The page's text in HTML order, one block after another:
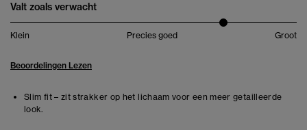
Valt zoals verwacht
Klein Precies goed Groot
Beoordelingen Lezen
Slim fit – zit strakker op het lichaam voor een meer getailleerde
look.